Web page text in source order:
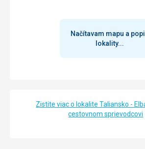
Načítavam mapu a
lokality...
Zistite viac o lokalite Taliansko -
cestovnom sprievodcovi